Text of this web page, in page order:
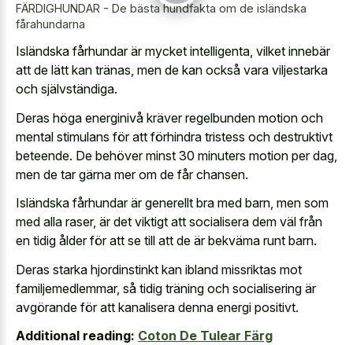
FÄRDIGHUNDAR - De bästa hundfakta om de isländska
fårahundarna
Isländska fårhundar är mycket intelligenta, vilket innebär
att de lätt kan tränas, men de kan också vara viljestarka
och självständiga.
Deras höga energinivå kräver regelbunden motion och
mental stimulans för att förhindra tristess och destruktivt
beteende. De behöver minst 30 minuters motion per dag,
men de tar gärna mer om de får chansen.
Isländska fårhundar är generellt bra med barn, men som
med alla raser, är det viktigt att socialisera dem väl från
en tidig ålder för att se till att de är bekväma runt barn.
Deras starka hjordinstinkt kan ibland missriktas mot
familjemedlemmar, så tidig träning och socialisering är
avgörande för att kanalisera denna energi positivt.
Additional reading: Coton De Tulear Färg